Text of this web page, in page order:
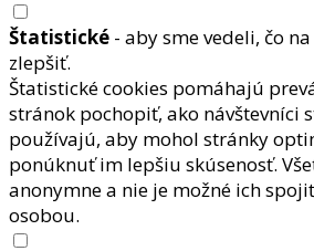
Štatistické - aby sme vedeli, čo
zlepšiť.
Štatistické cookies pomáhajú
stránok pochopiť, ako návštevníci
používajú, aby mohol stránky
ponúknuť im lepšiu skúsenosť.
anonymne a nie je možné ich
osobou.